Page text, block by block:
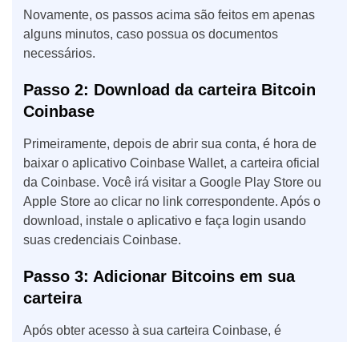
Novamente, os passos acima são feitos em apenas
alguns minutos, caso possua os documentos
necessários.
Passo 2: Download da carteira Bitcoin
Coinbase
Primeiramente, depois de abrir sua conta, é hora de
baixar o aplicativo Coinbase Wallet, a carteira oficial
da Coinbase. Você irá visitar a Google Play Store ou
Apple Store ao clicar no link correspondente. Após o
download, instale o aplicativo e faça login usando
suas credenciais Coinbase.
Passo 3: Adicionar Bitcoins em sua
carteira
Após obter acesso à sua carteira Coinbase, é